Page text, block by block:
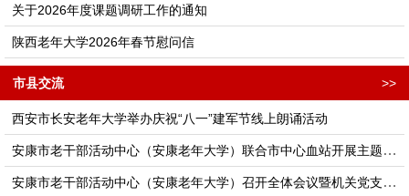
关于2026年度课题调研工作的通知
陕西老年大学2026年春节慰问信
>>
市县交流
西安市长安老年大学举办庆祝“八一”建军节线上朗诵活动
安康市老干部活动中心（安康老年大学）联合市中心血站开展主题党日活动
安康市老干部活动中心（安康老年大学）召开全体会议暨机关党支部理论学习会议